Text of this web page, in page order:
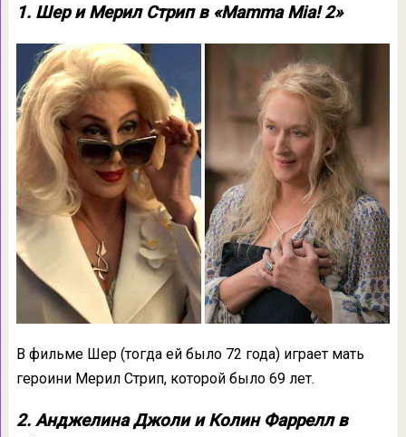
1. Шер и Мерил Стрип в «Mamma Mia! 2»
В фильме Шер (тогда ей было 72 года) играет мать
героини Мерил Стрип, которой было 69 лет.
2. Анджелина Джоли и Колин Фаррелл в